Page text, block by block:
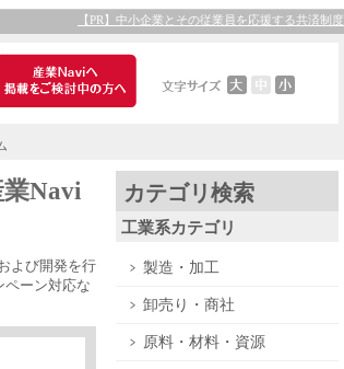
【PR】中小企業とその従業員を応援する共済制度
Navi
よび開発を行
ペーン対応な
カテゴリ検索
工業系カテゴリ
製造・加工
卸売り・商社
原料・材料・資源